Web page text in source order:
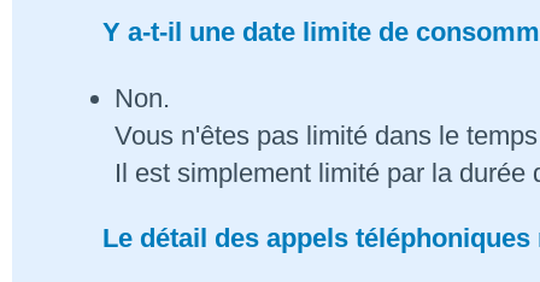
Y a-t-il une date limite de
Non.
Vous n'êtes pas limité dans le
Il est simplement limité par la durée
Le détail des appels